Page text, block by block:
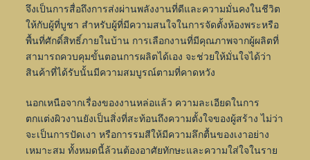
จึงเป็นการสื่อถึงการส่งผ่านพลังงานที่ดีและความมั่นคงในชีวิต
ให้กับผู้ที่บูชา สำหรับผู้ที่มีความสนใจในการจัดตั้งห้องพระหรือ
พื้นที่ศักดิ์สิทธิ์ภายในบ้าน การเลือกงานที่มีคุณภาพจากผู้ผลิตที่
สามารถควบคุมขั้นตอนการผลิตได้เอง จะช่วยให้มั่นใจได้ว่า
สินค้าที่ได้รับนั้นมีความสมบูรณ์ตามที่คาดหวัง
นอกเหนือจากเรื่องของงานหล่อแล้ว ความละเอียดในการ
ตกแต่งผิวงานยังเป็นสิ่งที่สะท้อนถึงความตั้งใจของผู้สร้าง ไม่ว่า
จะเป็นการปัดเงา หรือการรมสีให้มีความลึกตื้นของเงาอย่าง
เหมาะสม ทั้งหมดนี้ล้วนต้องอาศัยทักษะและความใส่ใจในราย